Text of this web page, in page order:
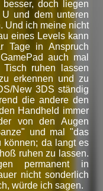
doch liegen
und dem unteren
Und ich meine nicht
eines Levels kann
Tage in Anspruch
auch mal
ruhen lassen
erkennen und zu
New 3DS ständig
die andere den
Handheld immer
von den Augen
und mal "das
können; da langt es
ruhen zu lassen.
permanent in
nicht sonderlich
würde ich sagen.